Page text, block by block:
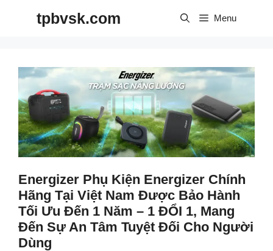
tpbvsk.com Menu
Energizer Phụ Kiện Energizer Chính
Hãng Tại Việt Nam Được Bảo Hành
Tối Ưu Đến 1 Năm – 1 ĐỔI 1, Mang
Đến Sự An Tâm Tuyệt Đối Cho Người
Dùng